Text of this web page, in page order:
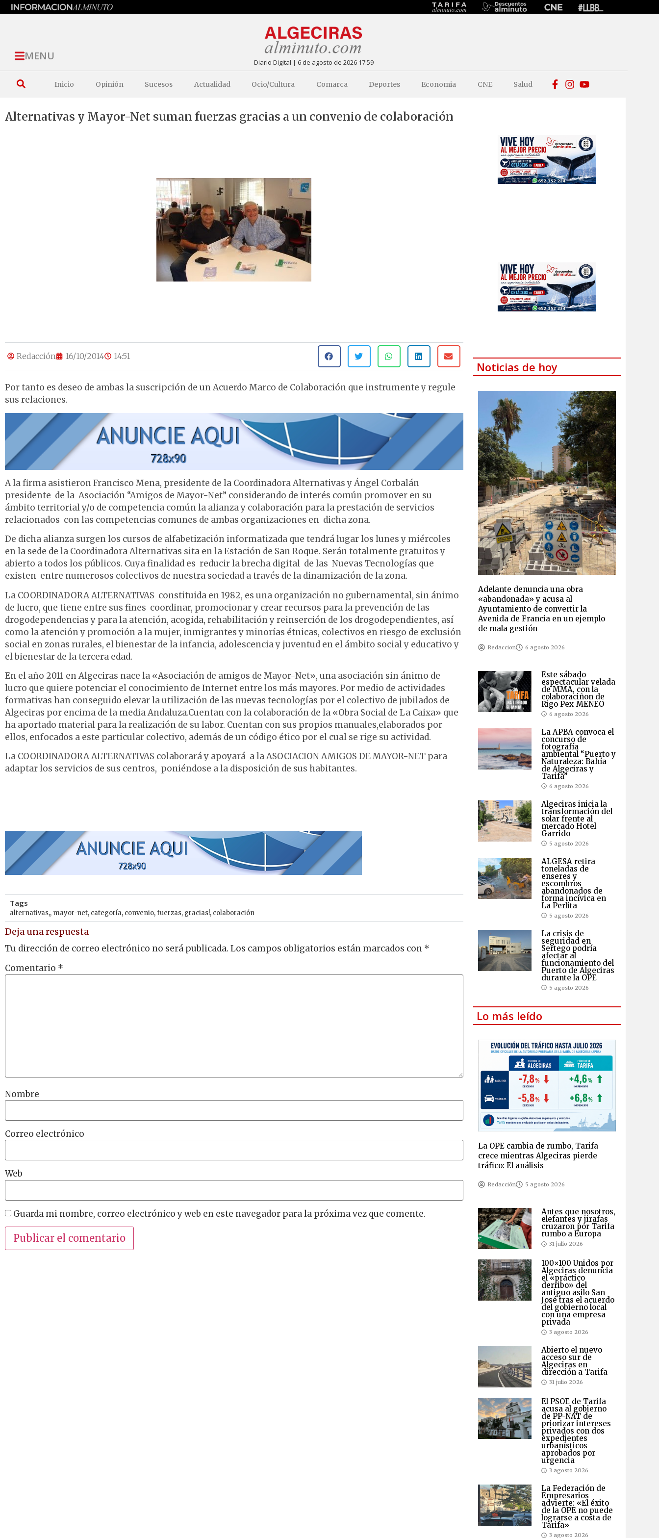
MENU Diario Digital | 6 de agosto de 2026 17:59
Inicio Opinión Sucesos Actualidad Ocio/Cultura Comarca Deportes Economia CNE Salud
Alternativas y Mayor-Net suman fuerzas gracias a un convenio de colaboración
Redacción 16/10/2014 14:51
Por tanto es deseo de ambas la suscripción de un Acuerdo Marco de Colaboración que instrumente y regule
sus relaciones.
A la firma asistieron Francisco Mena, presidente de la Coordinadora Alternativas y Ángel Corbalán
presidente de la Asociación “Amigos de Mayor-Net” considerando de interés común promover en su
ámbito territorial y/o de competencia común la alianza y colaboración para la prestación de servicios
relacionados con las competencias comunes de ambas organizaciones en dicha zona.
De dicha alianza surgen los cursos de alfabetización informatizada que tendrá lugar los lunes y miércoles
en la sede de la Coordinadora Alternativas sita en la Estación de San Roque. Serán totalmente gratuitos y
abierto a todos los públicos. Cuya finalidad es reducir la brecha digital de las Nuevas Tecnologías que
existen entre numerosos colectivos de nuestra sociedad a través de la dinamización de la zona.
La COORDINADORA ALTERNATIVAS constituida en 1982, es una organización no gubernamental, sin ánimo
de lucro, que tiene entre sus fines coordinar, promocionar y crear recursos para la prevención de las
drogodependencias y para la atención, acogida, rehabilitación y reinserción de los drogodependientes, así
como la atención y promoción a la mujer, inmigrantes y minorías étnicas, colectivos en riesgo de exclusión
social en zonas rurales, el bienestar de la infancia, adolescencia y juventud en el ámbito social y educativo y
el bienestar de la tercera edad.
En el año 2011 en Algeciras nace la «Asociación de amigos de Mayor-Net», una asociación sin ánimo de
lucro que quiere potenciar el conocimiento de Internet entre los más mayores. Por medio de actividades
formativas han conseguido elevar la utilización de las nuevas tecnologías por el colectivo de jubilados de
Algeciras por encima de la media Andaluza.Cuentan con la colaboración de la «Obra Social de La Caixa» que
ha aportado material para la realización de su labor. Cuentan con sus propios manuales,elaborados por
ellos, enfocados a este particular colectivo, además de un código ético por el cual se rige su actividad.
La COORDINADORA ALTERNATIVAS colaborará y apoyará a la ASOCIACION AMIGOS DE MAYOR-NET para
adaptar los servicios de sus centros, poniéndose a la disposición de sus habitantes.
Tags
alternativas,, mayor-net, categoría, convenio,fuerzas, gracias!, colaboración
Deja una respuesta
Tu dirección de correo electrónico no será publicada. Los campos obligatorios están marcados con *
Comentario *
Nombre
Correo electrónico
Web
Guarda mi nombre, correo electrónico y web en este navegador para la próxima vez que comente.
Noticias de hoy
Adelante denuncia una obra
«abandonada» y acusa al
Ayuntamiento de convertir la
Avenida de Francia en un ejemplo
de mala gestión
Redaccion 6 agosto 2026
Este sábado
espectacular velada
de MMA, con la
colaboraciñon de
Rigo Pex-MENEO
6 agosto 2026
La APBA convoca el
concurso de
fotografía
ambiental “Puerto y
Naturaleza: Bahía
de Algeciras y
Tarifa”
6 agosto 2026
Algeciras inicia la
transformación del
solar frente al
mercado Hotel
Garrido
5 agosto 2026
ALGESA retira
toneladas de
enseres y
escombros
abandonados de
forma incívica en
La Perlita
5 agosto 2026
La crisis de
seguridad en
Sertego podría
afectar al
funcionamiento del
Puerto de Algeciras
durante la OPE
5 agosto 2026
Lo más leído
La OPE cambia de rumbo, Tarifa
crece mientras Algeciras pierde
tráfico: El análisis
Redacción 5 agosto 2026
Antes que nosotros,
elefantes y jirafas
cruzaron por Tarifa
rumbo a Europa
31 julio 2026
100×100 Unidos por
Algeciras denuncia
el «práctico
derribo» del
antiguo asilo San
José tras el acuerdo
del gobierno local
con una empresa
privada
3 agosto 2026
Abierto el nuevo
acceso sur de
Algeciras en
dirección a Tarifa
31 julio 2026
El PSOE de Tarifa
acusa al gobierno
de PP-NAT de
priorizar intereses
privados con dos
expedientes
urbanísticos
aprobados por
urgencia
3 agosto 2026
La Federación de
Empresarios
advierte: «El éxito
de la OPE no puede
lograrse a costa de
Tarifa»
3 agosto 2026